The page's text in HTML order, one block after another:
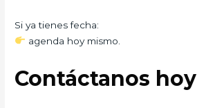
Si ya tienes fecha:
agenda hoy mismo.
Contáctanos hoy